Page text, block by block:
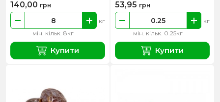
мін. кільк. 8кг
кг
140,00 грн
Купити
мін. кільк. 0.25кг
кг
53,95 грн
Купити